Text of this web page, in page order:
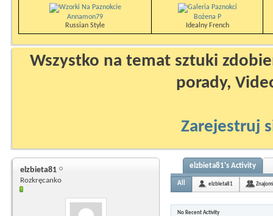
Annamon79
Russian Style
Bożena P
Idealny French
Wszystko na temat sztuki
porady,
Zarejestruj
elzbieta81
Rozkręcanko
elzbieta81's Activity
All elzbieta81 Znajomi
No Recent Activity